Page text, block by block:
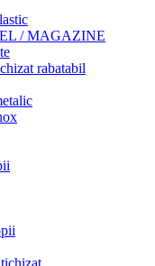
/ MAGAZINE
rabatabil